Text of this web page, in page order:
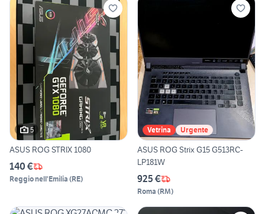
5
ASUS ROG STRIX 1080
140 €
Reggio nell'Emilia (RE)
Vetrina Urgente
ASUS ROG Strix G15 G513RC-
LP181W
925 €
Roma (RM)